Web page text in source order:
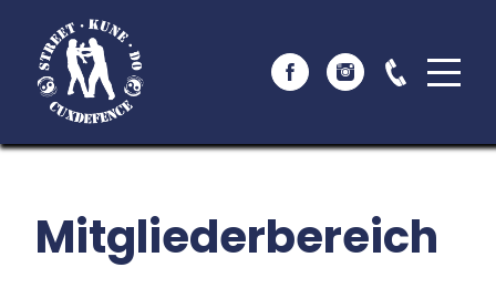
Mitgliederbereich